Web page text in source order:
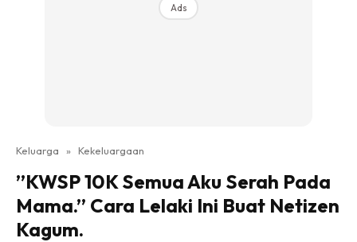
Ads
Keluarga » Kekeluargaan
”KWSP 10K Semua Aku Serah Pada
Mama.” Cara Lelaki Ini Buat Netizen
Kagum.